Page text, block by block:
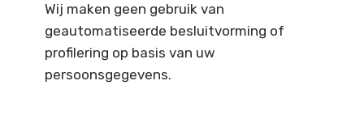
Wij maken geen gebruik van
geautomatiseerde besluitvorming of
profilering op basis van uw
persoonsgegevens.